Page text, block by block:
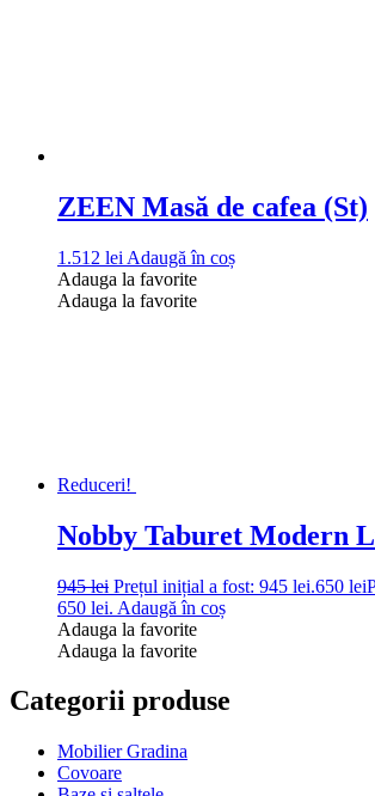
ZEEN Masă de cafea (St)
1.512 lei Adaugă în coș
Adauga la favorite
Adauga la favorite
Reduceri!
Nobby Taburet Modern
945lei Prețul inițial a fost: 945 lei.650 lei
650 lei. Adaugă în coș
Adauga la favorite
Adauga la favorite
Categorii produse
Mobilier Gradina
Covoare